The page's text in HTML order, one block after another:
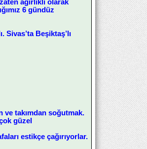
ağırlıklı olarak
6 gündüz
Sivas’ta Beşiktaş’lı
ve takımdan soğutmak.
güzel
estikçe çağırıyorlar.